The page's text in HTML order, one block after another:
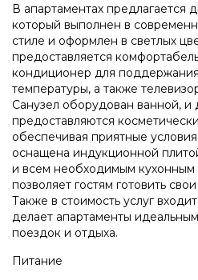
В апартаментах предлагается
который выполнен в
стиле и оформлен в светлых
предоставляется
кондиционер для
температуры, а также
Санузел оборудован ванной,
предоставляются
обеспечивая приятные
оснащена индукционной
и всем необходимым кухонным
позволяет гостям готовить
Также в стоимость услуг
делает апартаменты
поездок и отдыха.
Питание